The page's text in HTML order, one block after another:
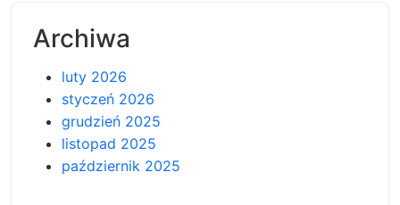
Archiwa
luty 2026
styczeń 2026
grudzień 2025
listopad 2025
październik 2025